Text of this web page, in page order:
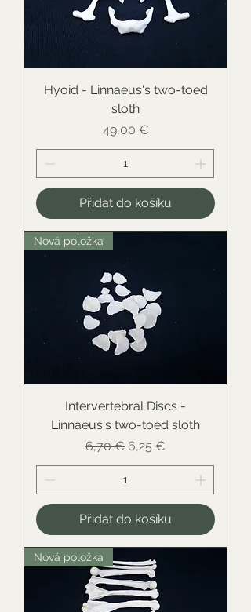
Hyoid - Linnaeus's two-toed
sloth
Cena
49,00 €
Přidat do košíku
Nová položka
Intervertebral Discs -
Linnaeus's two-toed sloth
Běžná cena
6,70 € Zvýhodněná cena
6,25 €
Přidat do košíku
Nová položka